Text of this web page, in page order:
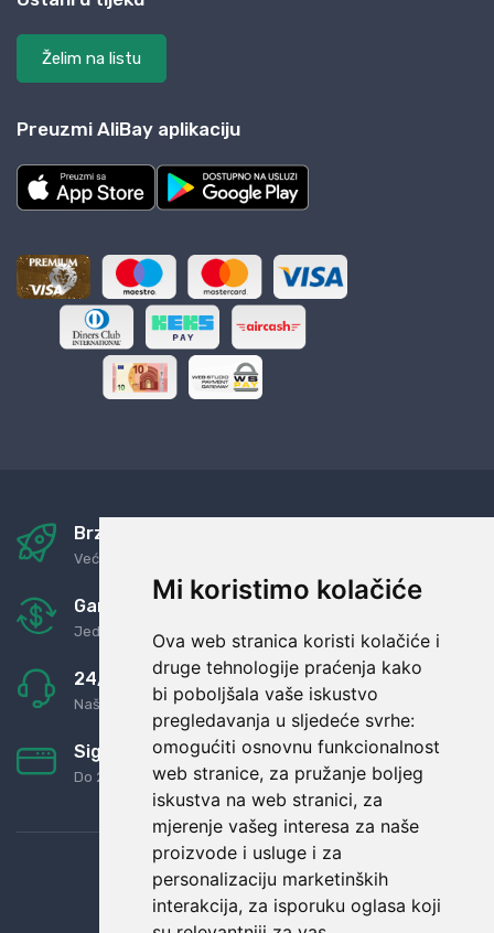
Mi koristimo kolačiće
Ova web stranica koristi kolačiće i
druge tehnologije praćenja kako
bi poboljšala vaše iskustvo
pregledavanja u sljedeće svrhe:
omogućiti osnovnu funkcionalnost
web stranice, za pružanje boljeg
iskustva na web stranici, za
mjerenje vašeg interesa za naše
proizvode i usluge i za
personalizaciju marketinških
interakcija, za isporuku oglasa koji
Želim na listu
Preuzmi AliBay aplikaciju
Brza i sigurna dostava
Već za nekoliko dana kod vas
Garancija u povrat novaca
Jednostavno pravilo: Roba za novac
24/7 odlična podrška
Naši agenti uvijek na raspolaganju
Sigurno obročno plaćanje
Do 24 rata bez kamata